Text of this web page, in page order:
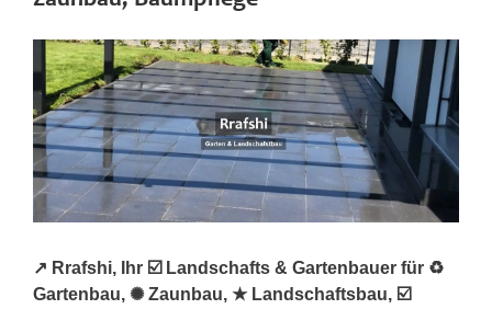
↗️ Rrafshi, Ihr ☑️ Landschafts & Gartenbauer für ♻
Gartenbau, ✺ Zaunbau, ★ Landschaftsbau, ☑️